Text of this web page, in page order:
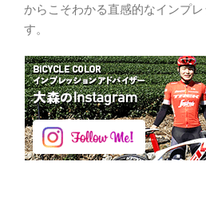
からこそわかる直感的なインプ
す。